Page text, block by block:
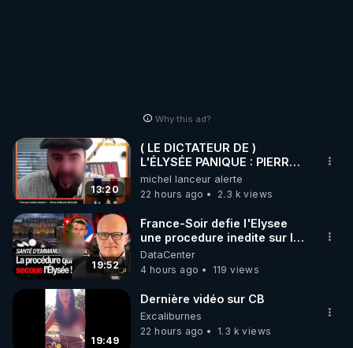
Why this ad?
13:20
( LE DICTATEUR DE )
L'ÉLYSÉE PANIQUE : PIERRE
GUILLAUME MERCADAL
BALANCE TOUT
michel lanceur alerte
22 hours ago
2.3 k views
19:52
France-Soir defie l'Elysee
une procedure inedite sur la
sante du president - Nexus
DataCenter
4 hours ago
119 views
19:49
Dernière vidéo sur CB
Excaliburnes
22 hours ago
1.3 k views